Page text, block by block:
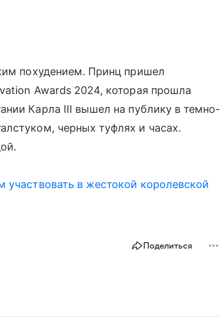
похудением. Принц пришел
Awards 2024, которая прошла
Карла III вышел на публику в темно-
черных туфлях и часах.
участвовать в жестокой королевской
Поделиться